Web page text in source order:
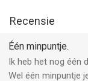
Recensie
Één minpuntje.
Ik heb het nog één
Wel één minpuntje